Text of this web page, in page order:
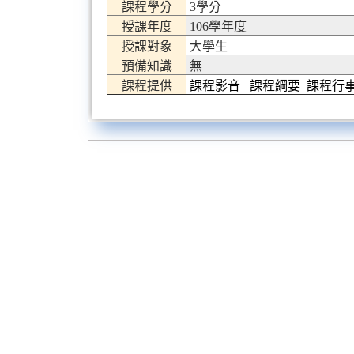
課程學分
3學分
授課年度
106學年度
授課對象
大學生
預備知識
無
課程提供
課程影音 課程綱要 課程行